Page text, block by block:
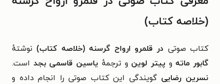
(خلاصه کتاب)
کتاب صوتی در قلمرو ارواح گرسنه (خلاصه کتاب) نوشتهٔ
گابور ماته و پیتر لوین و ترجمهٔ یاسین قاسمی بجد است.
نسرین رضاییگویندگی این کتاب صوتی را انجام داده و